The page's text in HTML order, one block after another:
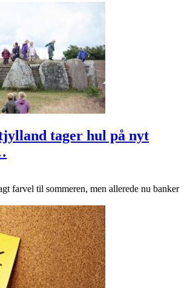
tager hul på nyt
farvel til sommeren, men allerede nu banker